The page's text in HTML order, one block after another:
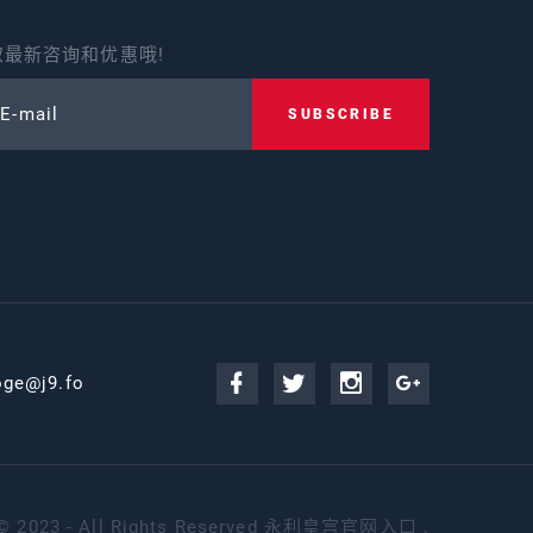
新咨询和优惠哦!
mail SUBSCRIBE
2023 - All Rights Reserved 永利皇宫官网入口 .